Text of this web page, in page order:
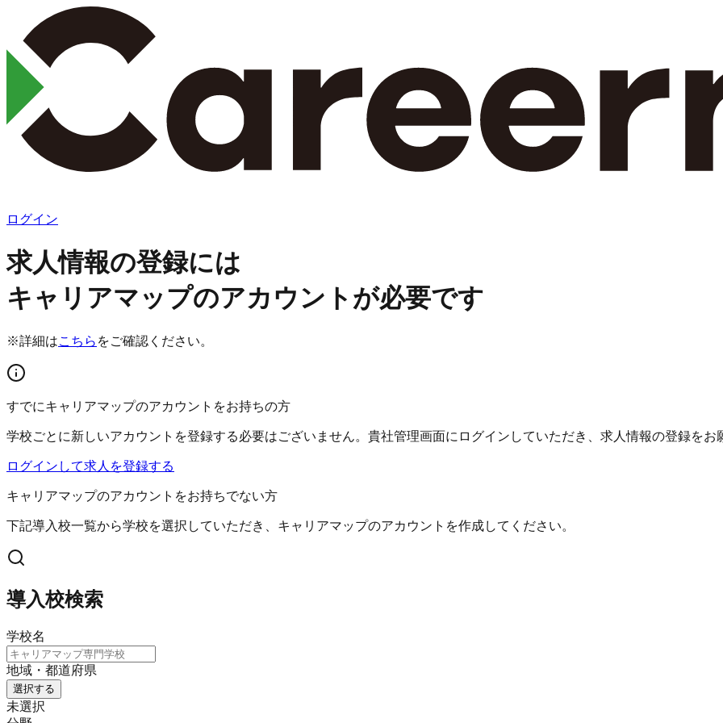
ログイン
求人情報の登録には
キャリアマップのアカウントが必要です
※詳細はこちら をご確認ください。
すでにキャリアマップのアカウントをお持ちの方
学校ごとに新しいアカウントを登録する必要はございません。貴社管理画面にログインしていただき、求人情報の登録をお
ログインして求人を登録する
キャリアマップのアカウントをお持ちでない方
下記導入校一覧から学校を選択していただき、キャリアマップのアカウントを作成してください。
導入校検索
学校名
地域・都道府県
選択する
未選択